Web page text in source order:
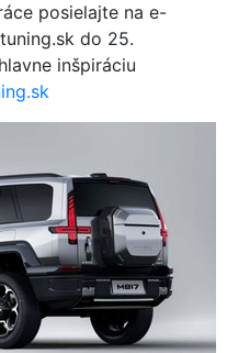
posielajte na e-
do 25.
inšpiráciu